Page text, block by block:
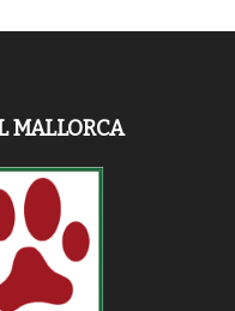
MALLORCA